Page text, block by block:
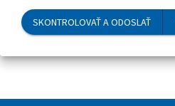
SKONTROLOVAŤ A ODOSLAŤ